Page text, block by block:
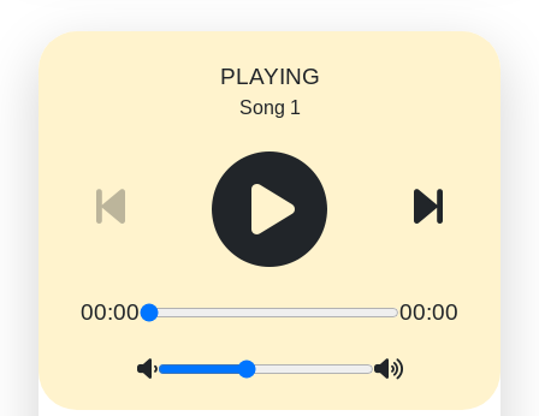
PLAYING
Song 1
00:00 00:00